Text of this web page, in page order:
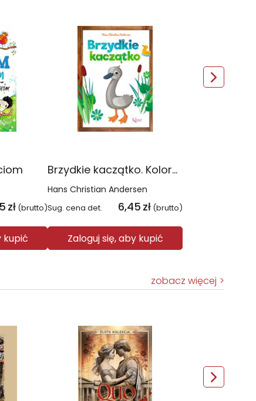
zł (brutto)
kupić
Brzydkie kaczątko. Kolorowa klasyka
Hans Christian Andersen
Sug. cena det. 6,45 zł (brutto)
Zaloguj się, aby kupić
zobacz więcej